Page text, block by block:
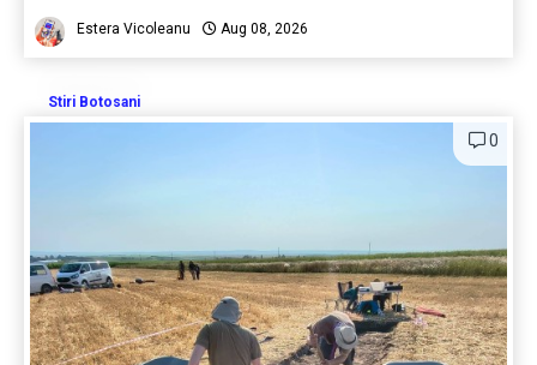
Estera Vicoleanu Aug 08, 2026
Stiri Botosani
0